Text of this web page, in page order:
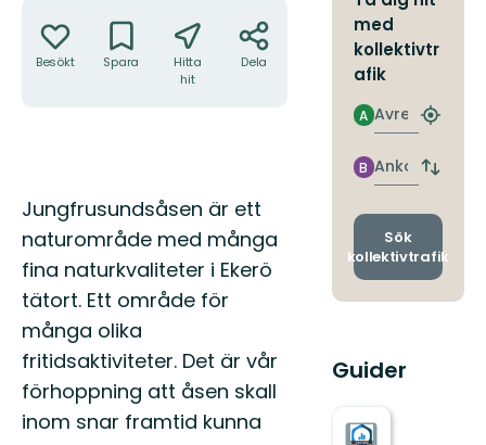
Besökt Spara
Hitta
hit
Dela
Beskrivning
Jungfrusundsåsen är ett
naturområde med många
fina naturkvaliteter i Ekerö
tätort. Ett område för
många olika
fritidsaktiviteter. Det är vår
förhoppning att åsen skall
inom snar framtid kunna
med
kollektivtr
afik
Avresa
A
Hitta
Ankomst
B
Byt
och
Sök
kollektivtrafik
Guider